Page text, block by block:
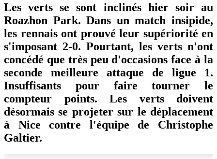
Les verts se sont inclinés hier soir au
Roazhon Park. Dans un match insipide,
les rennais ont prouvé leur supériorité en
s'imposant 2-0. Pourtant, les verts n'ont
concédé que très peu d'occasions face à la
seconde meilleure attaque de ligue 1.
Insuffisants pour faire tourner le
compteur points. Les verts doivent
désormais se projeter sur le déplacement
à Nice contre l'équipe de Christophe
Galtier.